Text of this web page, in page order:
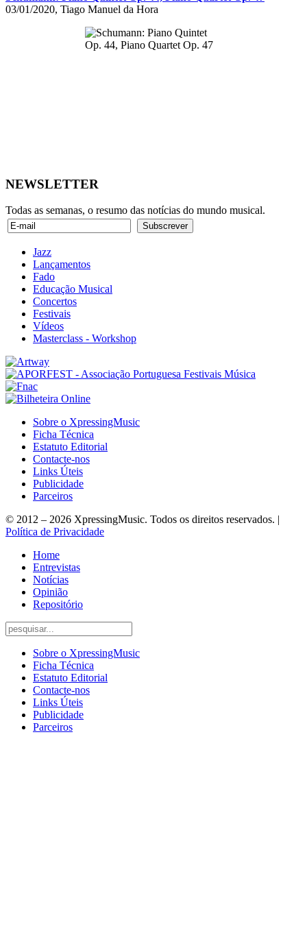
03/01/2020, Tiago Manuel da Hora
NEWSLETTER
Todas as semanas, o resumo das notícias do mundo musical.
Jazz
Lançamentos
Fado
Educação Musical
Concertos
Festivais
Vídeos
Masterclass - Workshop
Sobre o XpressingMusic
Ficha Técnica
Estatuto Editorial
Contacte-nos
Links Úteis
Publicidade
Parceiros
© 2012 – 2026 XpressingMusic. Todos os direitos reservados. |
Política de Privacidade
Home
Entrevistas
Notícias
Opinião
Repositório
Sobre o XpressingMusic
Ficha Técnica
Estatuto Editorial
Contacte-nos
Links Úteis
Publicidade
Parceiros